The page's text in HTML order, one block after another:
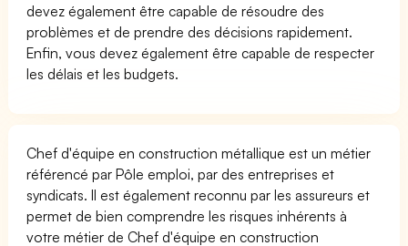
devez également être capable de résoudre des
problèmes et de prendre des décisions rapidement.
Enfin, vous devez également être capable de respecter
les délais et les budgets.
Chef d'équipe en construction métallique est un métier
référencé par Pôle emploi, par des entreprises et
syndicats. Il est également reconnu par les assureurs et
permet de bien comprendre les risques inhérents à
votre métier de Chef d'équipe en construction